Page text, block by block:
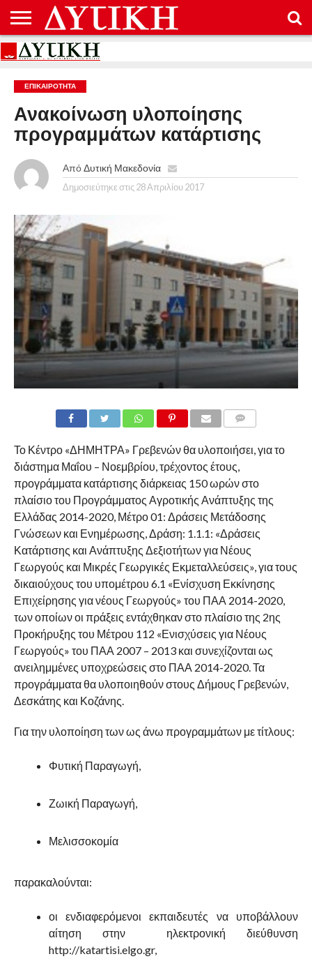
ΑΡΧΙΚΉ
ΕΠΙΚΟΙΝΩΝΊΑ
ΌΡΟΙ
ΠΡΟΣΤΑΣΊΑ
ΔΕΔΟΜΈΝΩΝ
ΕΠΙΚΑΙΡΟΤΗΤΑ
Ανακοίνωση υλοποίησης
προγραμμάτων κατάρτισης
Από Δυτική Μακεδονία
Δημοσιεύτηκε στις 28 Απριλίου 2017
Το Κέντρο «ΔΗΜΗΤΡΑ» Γρεβενών θα υλοποιήσει, για το
διάστημα Μαΐου – Νοεμβρίου, τρέχοντος έτους,
προγράμματα κατάρτισης διάρκειας 150 ωρών στο
πλαίσιο του Προγράμματος Αγροτικής Ανάπτυξης της
Ελλάδας 2014-2020, Μέτρο 01: Δράσεις Μετάδοσης
Γνώσεων και Ενημέρωσης, Δράση: 1.1.1: «Δράσεις
Κατάρτισης και Ανάπτυξης Δεξιοτήτων για Νέους
Γεωργούς και Μικρές Γεωργικές Εκμεταλλεύσεις», για τους
δικαιούχους του υπομέτρου 6.1 «Ενίσχυση Εκκίνησης
Επιχείρησης για νέους Γεωργούς» του ΠΑΑ 2014-2020,
των οποίων οι πράξεις εντάχθηκαν στο πλαίσιο της 2ης
Προκήρυξης του Μέτρου 112 «Ενισχύσεις για Νέους
Γεωργούς» του ΠΑΑ 2007 – 2013 και συνεχίζονται ως
ανειλημμένες υποχρεώσεις στο ΠΑΑ 2014-2020. Τα
προγράμματα θα υλοποιηθούν στους Δήμους Γρεβενών,
Δεσκάτης και Κοζάνης.
Για την υλοποίηση των ως άνω προγραμμάτων με τίτλους:
Φυτική Παραγωγή,
Ζωική Παραγωγή,
Μελισσοκομία
παρακαλούνται:
οι ενδιαφερόμενοι εκπαιδευτές να υποβάλλουν
αίτηση στην ηλεκτρονική διεύθυνση
http://katartisi.elgo.gr,